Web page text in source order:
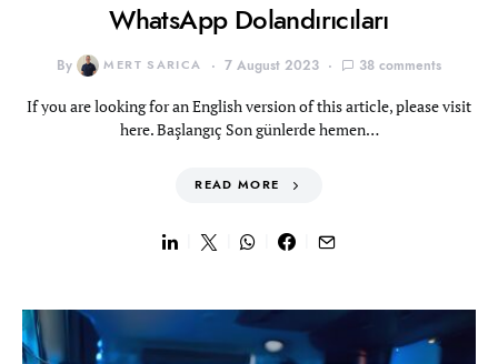
WhatsApp Dolandırıcıları
By MERT SARICA 7 August 2023 38 comments
If you are looking for an English version of this article, please visit
here. Başlangıç Son günlerde hemen…
READ MORE